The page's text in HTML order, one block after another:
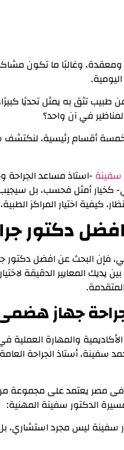
وغالبًا ما تكون
عن طبيب تثق به يمثل تحديًا
في آن واحد؟
أقسام رئيسية، لنكتشف
سفينة -استاذ مساعد الجراحة
كخيار أمثل فحسب، بل
كيفية اختيار المراكز
افضل
فإن البحث عن افضل
المعايير الدقيقة
جهاز
والمهارة العملية
سفينة، أستاذ الجراحة
مصر يعتمد على مجموعة
الدكتور سفينة المهنية:
سفينة ليس مجرد استشاري،